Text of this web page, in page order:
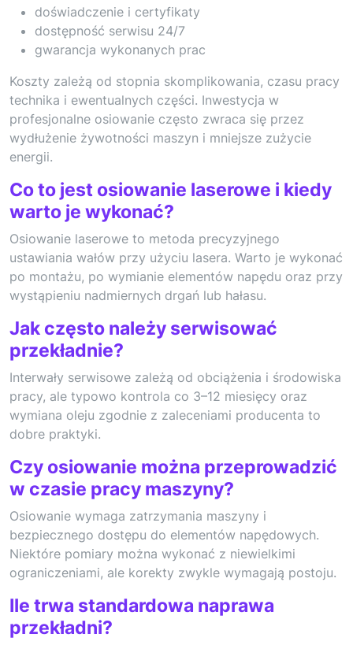
doświadczenie i certyfikaty
dostępność serwisu 24/7
gwarancja wykonanych prac
Koszty zależą od stopnia skomplikowania, czasu pracy
technika i ewentualnych części. Inwestycja w
profesjonalne osiowanie często zwraca się przez
wydłużenie żywotności maszyn i mniejsze zużycie
energii.
Co to jest osiowanie laserowe i kiedy
warto je wykonać?
Osiowanie laserowe to metoda precyzyjnego
ustawiania wałów przy użyciu lasera. Warto je wykonać
po montażu, po wymianie elementów napędu oraz przy
wystąpieniu nadmiernych drgań lub hałasu.
Jak często należy serwisować
przekładnie?
Interwały serwisowe zależą od obciążenia i środowiska
pracy, ale typowo kontrola co 3–12 miesięcy oraz
wymiana oleju zgodnie z zaleceniami producenta to
dobre praktyki.
Czy osiowanie można przeprowadzić
w czasie pracy maszyny?
Osiowanie wymaga zatrzymania maszyny i
bezpiecznego dostępu do elementów napędowych.
Niektóre pomiary można wykonać z niewielkimi
ograniczeniami, ale korekty zwykle wymagają postoju.
Ile trwa standardowa naprawa
przekładni?